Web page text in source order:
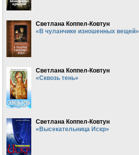
Светлана Коппел-Ковтун
«В чуланчике изношенных вещей»
Светлана Коппел-Ковтун
«Сквозь тень»
Светлана Коппел-Ковтун
«Высекательница Искр»